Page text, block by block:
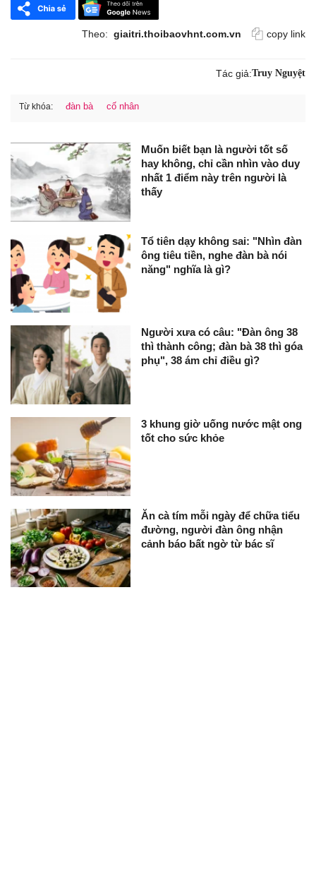
Theo: giaitri.thoibaovhnt.com.vn copy link
Tác giả:Truy Nguyệt
Từ khóa: đàn bà cố nhân
Muốn biết bạn là người tốt số
hay không, chỉ cần nhìn vào duy
nhất 1 điểm này trên người là
thấy
Tổ tiên dạy không sai: "Nhìn đàn
ông tiêu tiền, nghe đàn bà nói
năng" nghĩa là gì?
Người xưa có câu: "Đàn ông 38
thì thành công; đàn bà 38 thì góa
phụ", 38 ám chỉ điều gì?
3 khung giờ uống nước mật ong
tốt cho sức khỏe
Ăn cà tím mỗi ngày để chữa tiểu
đường, người đàn ông nhận
cảnh báo bất ngờ từ bác sĩ